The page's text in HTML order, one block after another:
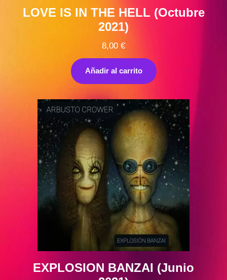
LOVE IS IN THE HELL (Octubre
2021)
8,00 €
Añadir al carrito
EXPLOSION BANZAI (Junio